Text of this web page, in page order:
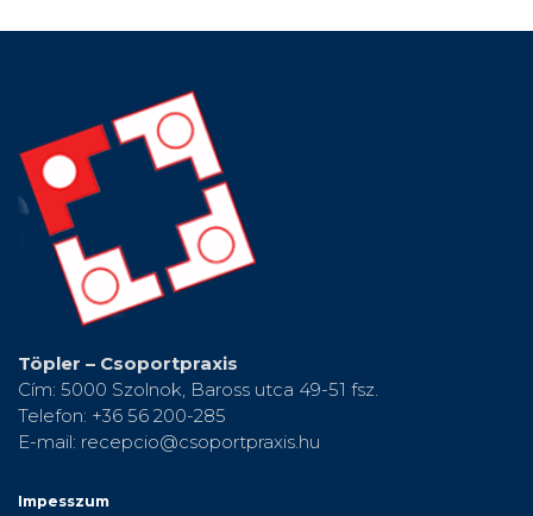
Töpler – Csoportpraxis
Cím: 5000 Szolnok, Baross utca 49-51 fsz.
Telefon: +36 56 200-285
E-mail: recepcio@csoportpraxis.hu
Impesszum